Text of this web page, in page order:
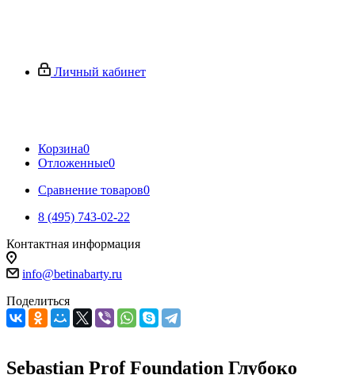
Личный кабинет
Корзина0
Отложенные0
Сравнение товаров0
8 (495) 743-02-22
Контактная информация
info@betinabarty.ru
Поделиться
Sebastian Prof Foundation Глубоко